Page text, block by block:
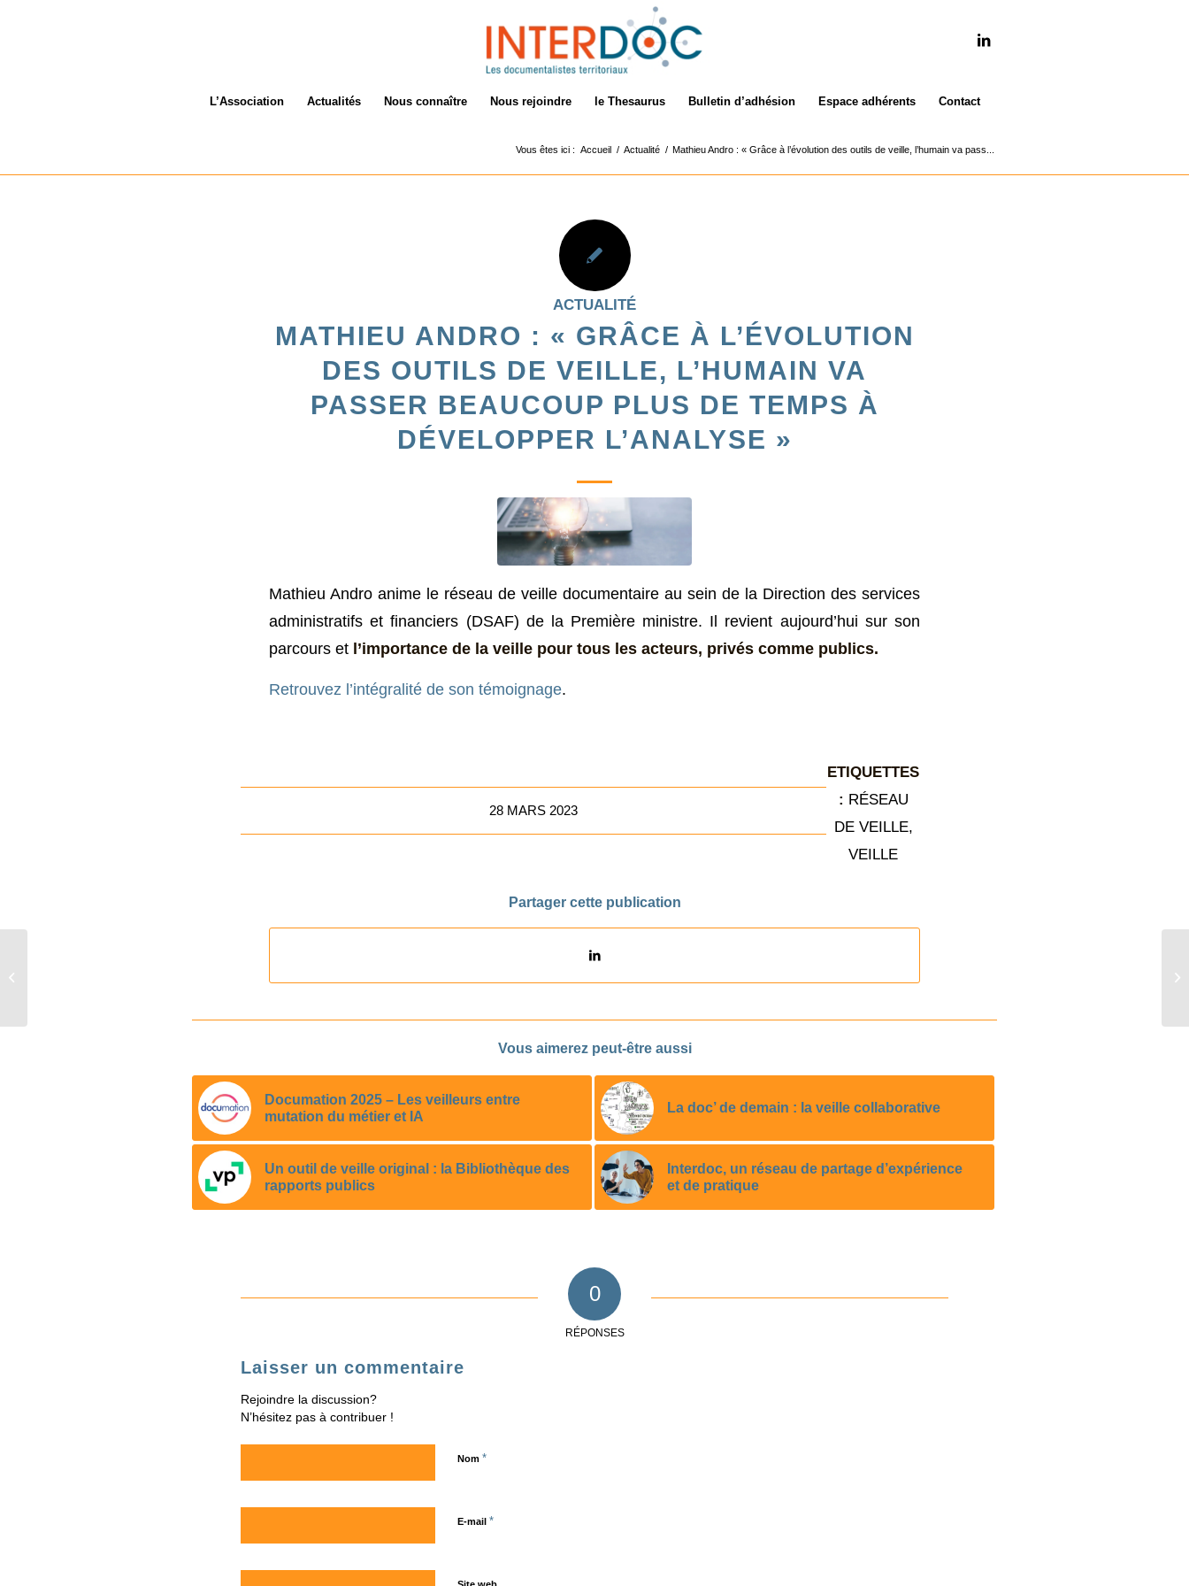
L’Association Actualités Nous connaître Nous rejoindre le Thesaurus Bulletin d’adhésion Espace adhérents Contact
Vous êtes ici : Accueil / Actualité / Mathieu Andro : « Grâce à l’évolution des outils de veille, l’humain va pass...
ACTUALITÉ
MATHIEU ANDRO : « GRÂCE À L’ÉVOLUTION
DES OUTILS DE VEILLE, L’HUMAIN VA
PASSER BEAUCOUP PLUS DE TEMPS À
DÉVELOPPER L’ANALYSE »
Mathieu Andro anime le réseau de veille documentaire au sein de la Direction des services
administratifs et financiers (DSAF) de la Première ministre. Il revient aujourd’hui sur son
parcours et l’importance de la veille pour tous les acteurs, privés comme publics.
Retrouvez l’intégralité de son témoignage.
28 MARS 2023
ETIQUETTES
: RÉSEAU
DE VEILLE,
VEILLE
Partager cette publication
Vous aimerez peut-être aussi
Documation 2025 – Les veilleurs entre
mutation du métier et IA
La doc’ de demain : la veille collaborative
Un outil de veille original : la Bibliothèque des
rapports publics
Interdoc, un réseau de partage d’expérience
et de pratique
0
RÉPONSES
Laisser un commentaire
Rejoindre la discussion?
N’hésitez pas à contribuer !
Nom *
E-mail *